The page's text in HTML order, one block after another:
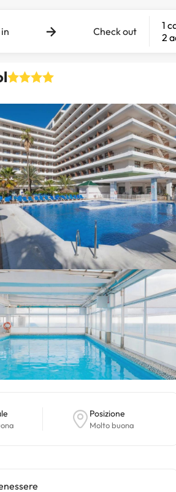
Check out
1
2
Posizione
Molto buona